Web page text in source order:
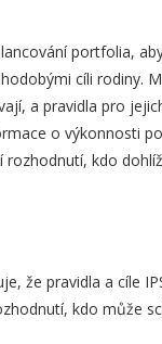
portfolia,
cíli rodiny.
a pravidla pro
o výkonnosti
kdo
že pravidla a cíle
kdo může